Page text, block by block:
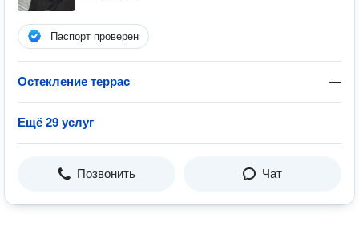
Паспорт проверен
Остекление террас —
Ещё 29 услуг
Позвонить Чат